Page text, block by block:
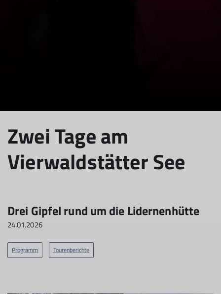
Zwei Tage am
Vierwaldstätter See
Drei Gipfel rund um die Lidernenhütte
24.01.2026
Programm Tourenberichte